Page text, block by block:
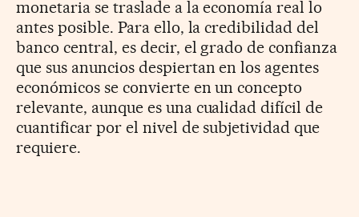
monetaria se traslade a la economía real lo
antes posible. Para ello, la credibilidad del
banco central, es decir, el grado de confianza
que sus anuncios despiertan en los agentes
económicos se convierte en un concepto
relevante, aunque es una cualidad difícil de
cuantificar por el nivel de subjetividad que
requiere.